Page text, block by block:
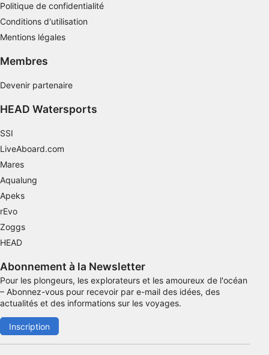
Politique de confidentialité
Conditions d'utilisation
Mentions légales
Membres
Devenir partenaire
HEAD Watersports
SSI
LiveAboard.com
Mares
Aqualung
Apeks
rEvo
Zoggs
HEAD
Abonnement à la Newsletter
Pour les plongeurs, les explorateurs et les amoureux de l'océan
– Abonnez-vous pour recevoir par e-mail des idées, des
actualités et des informations sur les voyages.
Inscription
Utiliser des profils pour sélectionner des
provenant de différentes sources
Développer et améliorer les services
Utiliser des données limitées pour
Caractéristiques spéciales de l'IAB :
Utiliser des données de géolocalisation
Identifier les appareils à partir des
informations demandées explicitement
Finalités de traitement non liées à l'IAB :
Nécessaire